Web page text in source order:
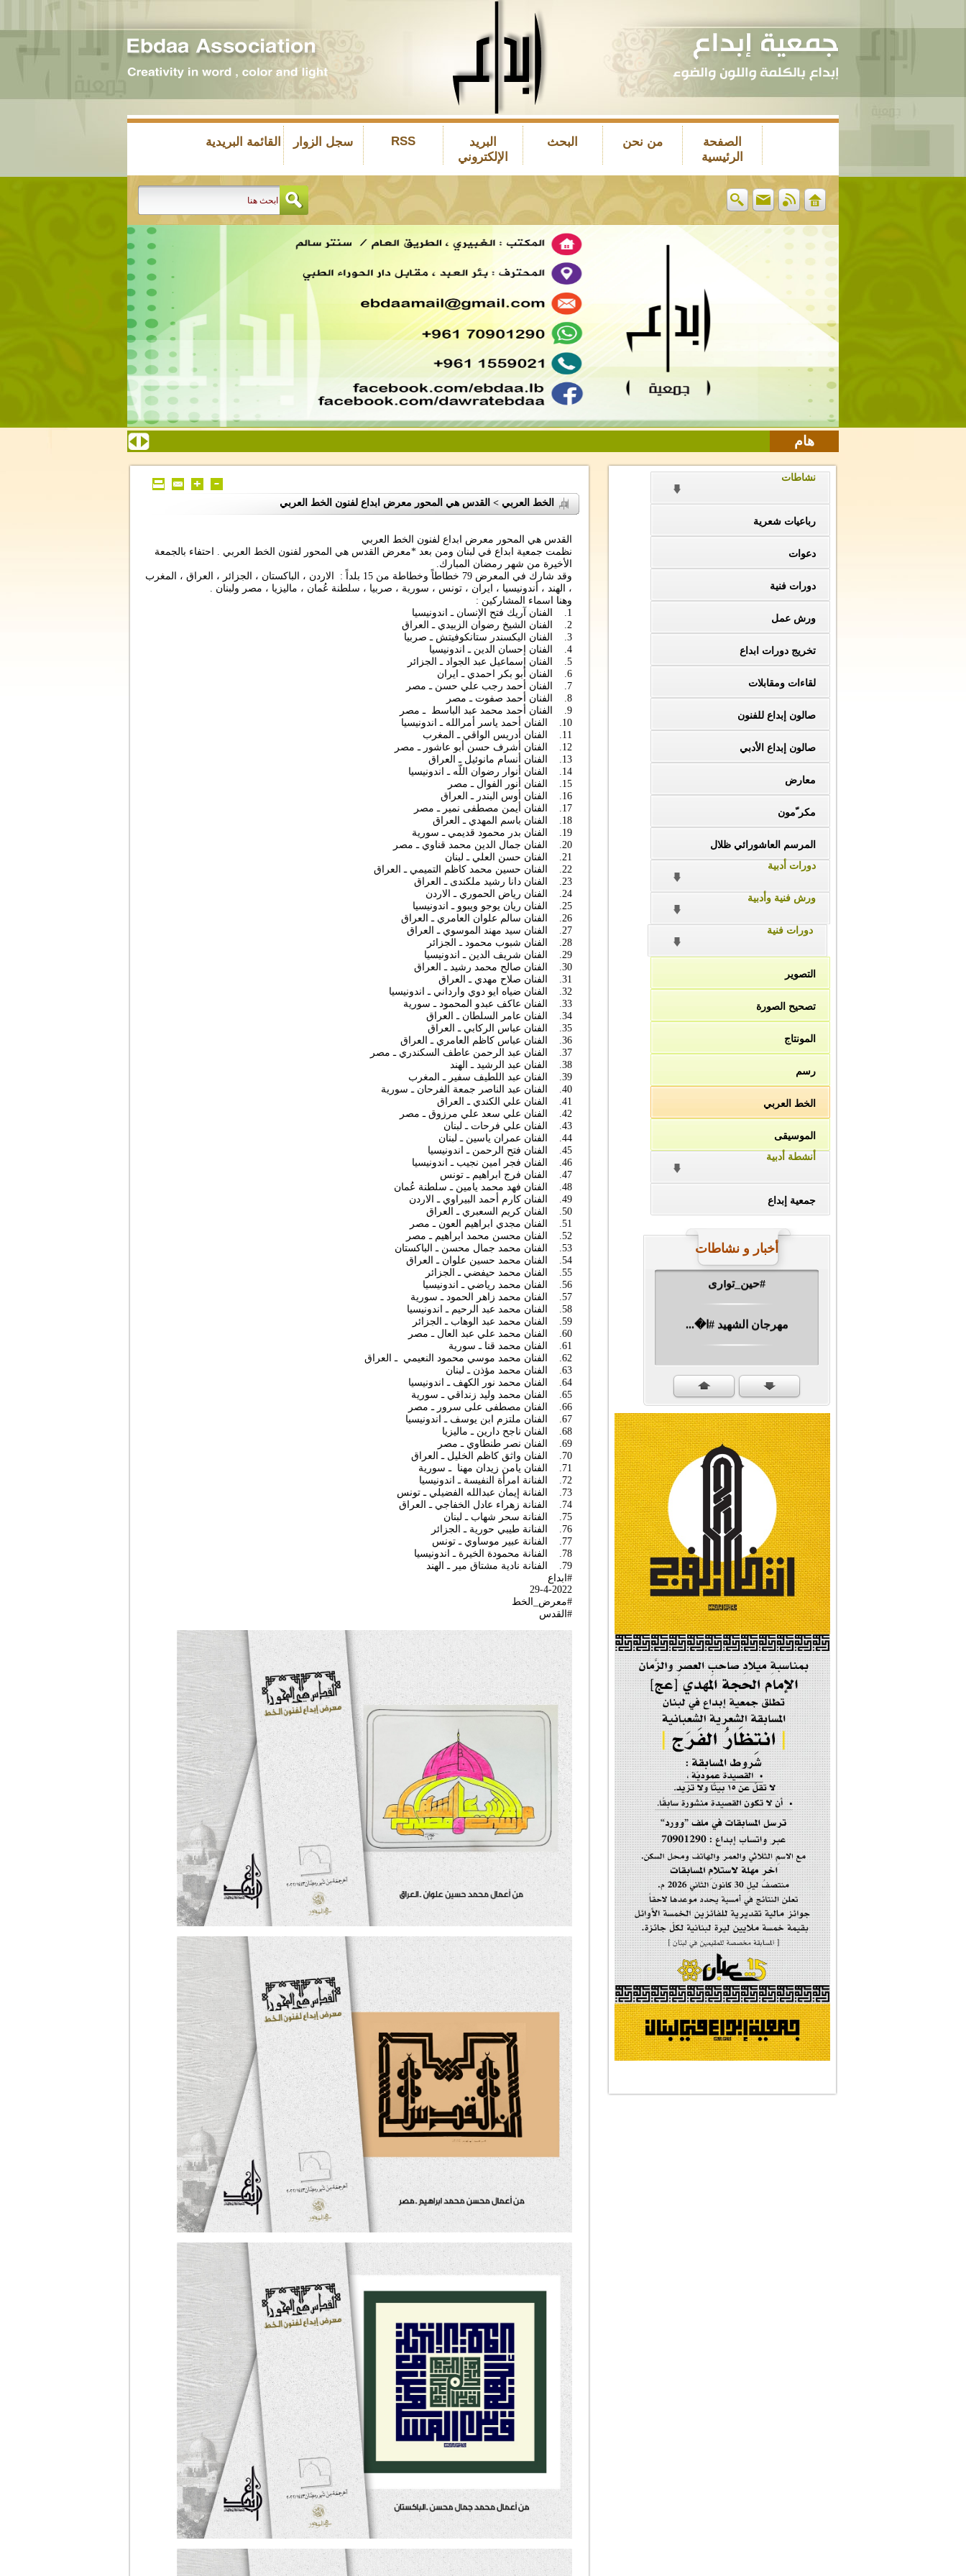
الصفحة
الرئيسية
من نحن البحث
البريد
الإلكتروني
RSS سجل الزوار القائمة البريدية
هام
نشاطات
رباعيات شعرية
دعوات
دورات فنية
ورش عمل
تخريج دورات ابداع
لقاءات ومقابلات
صالون إبداع للفنون
صالون إبداع الأدبي
معارض
مكر ّمون
المرسم العاشورائي ظلال
دورات أدبية
ورش فنية وأدبية
دورات فنية
التصوير
تصحيح الصورة
المونتاج
رسم
الخط العربي
الموسيقى
أنشطة أدبية
جمعية إبداع
أخبار و نشاطات
#ناصر_دين_الله
#حين_توارى
#تبريكات_انتصار_�...
#نداء_الأنبياء
#شجرة_النبوة
#وأنا_على_دين_محم...
#بأمانة_موسى_بن_ج...
#إيران_حرم_فاطمة ...
| #فخر_المخدرات |
#صحيفة_المؤمن
إحتفالية #رياحين...
إحتفالية تكريم ا...
#فاطمة_روحي
مولد السيدة #الز�...
#أم_الشهداء
#النجم_الثاقب
#الصديقة_الشهيدة
#على_اُهبة_الدم
ركن الخط العربي
الخط العربي > القدس هي المحور معرض ابداع لفنون الخط العربي
القدس هي المحور معرض ابداع لفنون الخط العربي
نظمت جمعية ابداع في لبنان ومن بعد *معرض القدس هي المحور لفنون الخط العربي . احتفاء بالجمعة
الأخيرة من شهر رمضان المبارك.
وقد شارك في المعرض 79 خطاطاً وخطاطة من 15 بلداً : الاردن ، الباكستان ، الجزائر ، العراق ، المغرب
، الهند ، أندونيسيا ، ايران ، تونس ، سورية ، صربيا ، سلطنة عُمان ، ماليزيا ، مصر ولبنان .
وهنا اسماء المشاركين :
1. الفنان آريك فتح الإنسان ـ اندونيسيا
2. الفنان الشيخ رضوان الزبيدي ـ العراق
3. الفنان اليكسندر ستانكوفيتش ـ صربيا
4. الفنان إحسان الدين ـ اندونيسيا
5. الفنان إسماعيل عبد الجواد ـ الجزائر
6. الفنان أبو بكر احمدي ـ ايران
7. الفنان أحمد رجب علي حسن ـ مصر
8. الفنان أحمد صفوت ـ مصر
9. الفنان أحمد محمد عبد الباسط ـ مصر
10. الفنان أحمد ياسر أمرالله ـ اندونيسيا
11. الفنان أدريس الواقي ـ المغرب
12. الفنان أشرف حسن أبو عاشور ـ مصر
13. الفنان أنسام مانوئيل ـ العراق
14. الفنان أنوار رضوان اللّه ـ اندونيسيا
15. الفنان أنور الفوال ـ مصر
16. الفنان أوس البندر ـ العراق
17. الفنان أيمن مصطفى نمير ـ مصر
18. الفنان باسم المهدي ـ العراق
19. الفنان بدر محمود قديمي ـ سورية
20. الفنان جمال الدين محمد قناوي ـ مصر
21. الفنان حسن العلي ـ لبنان
22. الفنان حسين محمد كاظم التميمي ـ العراق
23. الفنان دانا رشید ملكندی ـ العراق
24. الفنان رياض الحموري ـ الاردن
25. الفنان ريان يوجو ويبوو ـ اندونيسيا
26. الفنان سالم علوان العامري ـ العراق
27. الفنان سيد مهند الموسوي ـ العراق
28. الفنان شبوب محمود ـ الجزائر
29. الفنان شريف الدين ـ اندونيسيا
30. الفنان صالح محمد رشید ـ العراق
31. الفنان صلاح مهدي ـ العراق
32. الفنان ضياه ايو دوي وارداني ـ اندونيسيا
33. الفنان عاكف عبدو المحمود ـ سورية
34. الفنان عامر السلطان ـ العراق
35. الفنان عباس الركابي ـ العراق
36. الفنان عباس كاظم العامري ـ العراق
37. الفنان عبد الرحمن عاطف السكندري ـ مصر
38. الفنان عبد الرشيد ـ الهند
39. الفنان عبد اللطيف سفير ـ المغرب
40. الفنان عبد الناصر جمعة الفرحان ـ سورية
41. الفنان علي الكندي ـ العراق
42. الفنان علي سعد علي مرزوق ـ مصر
43. الفنان علي فرحات ـ لبنان
44. الفنان عمران ياسين ـ لبنان
45. الفنان فتح الرحمن ـ اندونيسيا
46. الفنان فجر امين نجيب ـ اندونيسيا
47. الفنان فرج ابراهيم ـ تونس
48. الفنان فهد محمد يامين ـ سلطنة عُمان
49. الفنان كارم أحمد البيراوي ـ الاردن
50. الفنان كريم السعبري ـ العراق
51. الفنان مجدي ابراهيم العون ـ مصر
52. الفنان محسن محمد ابراهيم ـ مصر
53. الفنان محمد جمال محسن ـ الباکستان
54. الفنان محمد حسين علوان ـ العراق
55. الفنان محمد حيفضي ـ الجزائر
56. الفنان محمد رياضي ـ اندونيسيا
57. الفنان محمد زاهر الحمود ـ سورية
58. الفنان محمد عبد الرحيم ـ اندونيسيا
59. الفنان محمد عبد الوهاب ـ الجزائر
60. الفنان محمد علي عبد العال ـ مصر
61. الفنان محمد قنا ـ سورية
62. الفنان محمد موسي محمود النعيمي ـ العراق
63. الفنان محمد مؤذن ـ لبنان
64. الفنان محمد نور الكهف ـ اندونيسيا
65. الفنان محمد وليد زنداقي ـ سورية
66. الفنان مصطفى على سرور ـ مصر
67. الفنان ملتزم ابن يوسف ـ اندونيسيا
68. الفنان ناجح دارين ـ ماليزيا
69. الفنان نصر طنطاوي ـ مصر
70. الفنان واثق كاظم الخليل ـ العراق
71. الفنان يامن زيدان مهنا ـ سورية
72. الفنانة امرأة النفيسة ـ اندونيسيا
73. الفنانة إيمان عبدالله الفضيلي ـ تونس
74. الفنانة زهراء عادل الخفاجي ـ العراق
75. الفنانة سحر شهاب ـ لبنان
76. الفنانة طيبي حورية ـ الجزائر
77. الفنانة عبير موساوي ـ تونس
78. الفنانة محمودة الخيرة ـ اندونيسيا
79. الفنانة نادية مشتاق مير ـ الهند
#ابداع
29-4-2022
#معرض_الخط
#القدس